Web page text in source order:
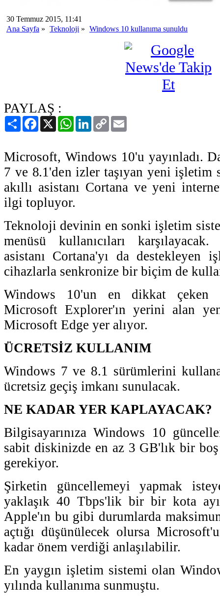
30 Temmuz 2015, 11:41
Ana Sayfa » Teknoloji » Windows 10 kullanıma sunuldu
PAYLAŞ :
PaylaşFacebook
X WhatsAppLinkedIn
Copy
Link
Microsoft, Windows 10'u yayınladı.
7 ve 8.1'den izler taşıyan yeni
akıllı asistanı Cortana ve yeni
ilgi topluyor.
Teknoloji devinin en sonki işletim
menüsü kullanıcıları
asistanı Cortana'yı da destekleyen
cihazlarla senkronize bir biçim de
Windows 10'un en dikkat çeken
Microsoft Explorer'ın yerini alan
Microsoft Edge yer alıyor.
ÜCRETSİZ KULLANIM
Windows 7 ve 8.1 sürümlerini
ücretsiz geçiş imkanı sunulacak.
NE KADAR YER KAPLAYACAK?
Bilgisayarınıza Windows 10
sabit diskinizde en az 3 GB'lık bir
gerekiyor.
Şirketin güncellemeyi yapmak
yaklaşık 40 Tbps'lik bir bir kota
Apple'ın bu gibi durumlarda
açtığı düşünülecek olursa
kadar önem verdiği anlaşılabilir.
En yaygın işletim sistemi olan
yılında kullanıma sunmuştu.